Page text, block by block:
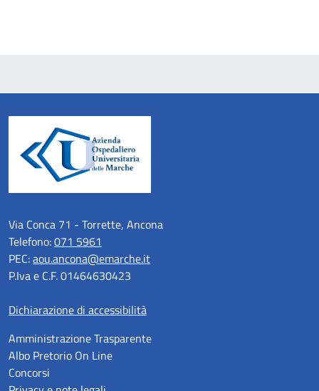
Via Conca 71 - Torrette, Ancona
Telefono:071 5961
PEC:aou.ancona@emarche.it
P.Iva e C.F. 01464630423
Dichiarazione di accessibilità
Amministrazione Trasparente
Albo Pretorio On Line
Concorsi